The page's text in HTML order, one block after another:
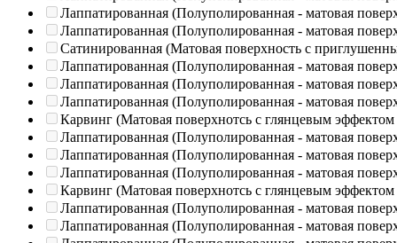
Лаппатированная (Полуполированная - матовая
Лаппатированная (Полуполированная - матовая
Сатинированная (Матовая поверхность с
Лаппатированная (Полуполированная - матовая
Лаппатированная (Полуполированная - матовая
Лаппатированная (Полуполированная - матовая
Карвинг (Матовая поверхнотсь с глянцевым эффектом
Лаппатированная (Полуполированная - матовая
Лаппатированная (Полуполированная - матовая
Лаппатированная (Полуполированная - матовая
Карвинг (Матовая поверхнотсь с глянцевым эффектом
Лаппатированная (Полуполированная - матовая
Лаппатированная (Полуполированная - матовая